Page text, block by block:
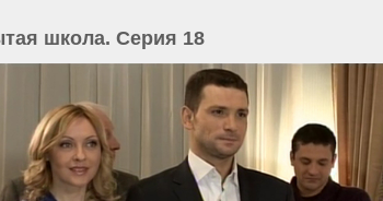
школа. Серия 18